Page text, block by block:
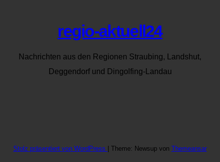
regio-aktuell24
Nachrichten aus den Regionen Straubing, Landshut,
Deggendorf und Dingolfing-Landau
Stolz präsentiert von WordPress Theme: Newsup von Themeansar